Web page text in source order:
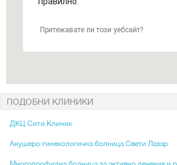
Болницата е многопрофилна и в допълнение
• 3 операционни блока с 22 хирургични зали
• Авангардно оборудване
Оборудване
Модерно оборудване, съобразено с най-
стандарти.
Изследвания
изследвания, включително хормони и туморни
Притежавате ли този уебсайт?
ПОДОБНИ КЛИНИКИ
ДКЦ Сити Клиник
Акушеро-гинекологична болница Свети Лазар
Многопрофилна болница за активно лечение и